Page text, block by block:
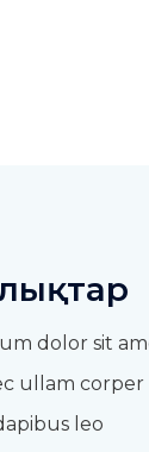
dolor sit
ullam corper
leo